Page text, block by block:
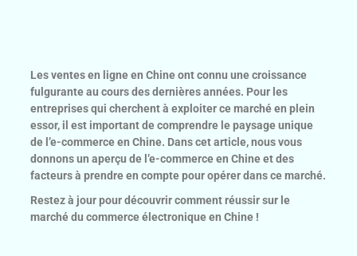
Les ventes en ligne en Chine ont connu une croissance
fulgurante au cours des dernières années. Pour les
entreprises qui cherchent à exploiter ce marché en plein
essor, il est important de comprendre le paysage unique
de l’e-commerce en Chine. Dans cet article, nous vous
donnons un aperçu de l’e-commerce en Chine et des
facteurs à prendre en compte pour opérer dans ce marché.
Restez à jour pour découvrir comment réussir sur le
marché du commerce électronique en Chine !